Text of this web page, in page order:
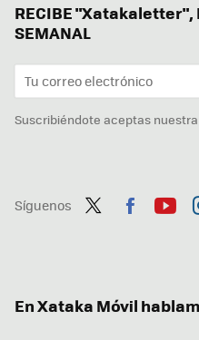
RECIBE "Xatakaletter",
SEMANAL
Suscribiéndote aceptas nuestra
Síguenos
En Xataka Móvil